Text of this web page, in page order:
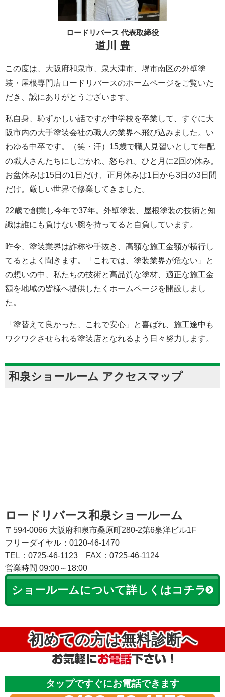
ロードリバース 代表取締役
道川 豊
この度は、大阪府和泉市、泉大津市、堺市南区の外壁塗
装・屋根専門店ロードリバースのホームページをご覧いた
だき、誠にありがとうございます。
私自身、恥ずかしい話ですが中学校を卒業して、すぐに大
阪市内の大手塗装会社の職人の業界へ飛び込みました。い
わゆる中卒です。（笑・汗）15歳で職人見習いとして年配
の職人さんたちにしごかれ、怒られ。ひと月に2回の休み。
お盆休みは15日の1日だけ、正月休みは1日から3日の3日間
だけ。厳しい世界で修業してきました。
22歳で創業し今年で37年。外壁塗装、屋根塗装の技術と知
識は誰にも負けない腕を持ってると自負しています。
昨今、塗装業界は詐称や手抜き、高額な施工金額が横行し
てるとよく聞きます。「これでは、塗装業界が危ない」と
の想いの中、私たちの技術と高品質な塗材、適正な施工金
額を地域の皆様へ提供したくホームページを開設しまし
た。
「塗替えて良かった、これで安心」と喜ばれ、施工途中も
ワクワクさせられる塗装店となれるよう日々努力します。
和泉ショールーム アクセスマップ
ロードリバース和泉ショールーム
〒594-0066 大阪府和泉市桑原町280-2第6泉洋ビル1F
フリーダイヤル：0120-46-1470
TEL：0725-46-1123
FAX：0725-46-1124
営業時間 09:00～18:00
ショールームについて詳しくはコチラ
初めての方は無料診断へ
タップですぐにお電話できます